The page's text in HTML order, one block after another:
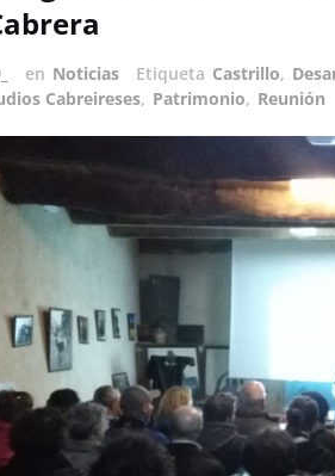
en Noticias Etiqueta Castrillo,
Cabreireses, Patrimonio, Reunión
Cabreira-Senabria